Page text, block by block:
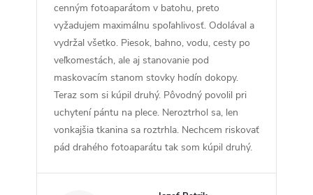
cenným fotoaparátom v batohu, preto
vyžadujem maximálnu spoľahlivosť. Odolával a
vydržal všetko. Piesok, bahno, vodu, cesty po
veľkomestách, ale aj stanovanie pod
maskovacím stanom stovky hodín dokopy.
Teraz som si kúpil druhý. Pôvodný povolil pri
uchytení pántu na plece. Neroztrhol sa, len
vonkajšia tkanina sa roztrhla. Nechcem riskovať
pád drahého fotoaparátu tak som kúpil druhý.